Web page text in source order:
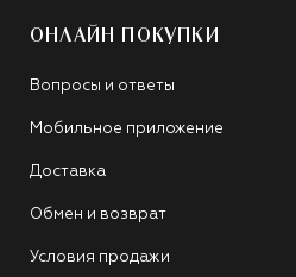
ОНЛАЙН ПОКУПКИ
Вопросы и ответы
Мобильное приложение
Доставка
Обмен и возврат
Условия продажи